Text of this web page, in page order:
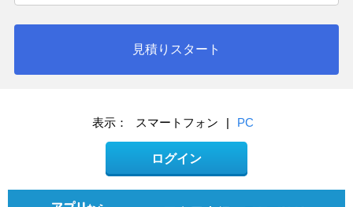
見積りスタート
表示： スマートフォン | PC
ログイン